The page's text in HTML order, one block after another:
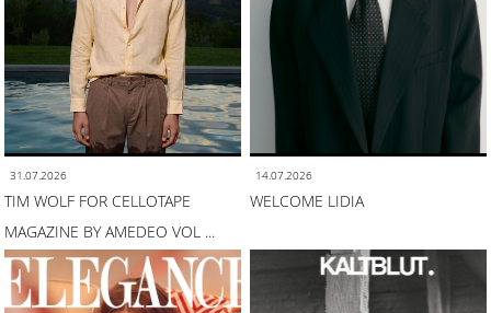
31.07.2026
TIM WOLF FOR CELLOTAPE
MAGAZINE BY AMEDEO VOL ...
14.07.2026
WELCOME LIDIA